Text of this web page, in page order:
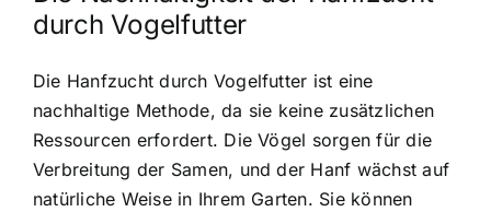
durch Vogelfutter
Die Hanfzucht durch Vogelfutter ist eine
nachhaltige Methode, da sie keine zusätzlichen
Ressourcen erfordert. Die Vögel sorgen für die
Verbreitung der Samen, und der Hanf wächst auf
natürliche Weise in Ihrem Garten. Sie können